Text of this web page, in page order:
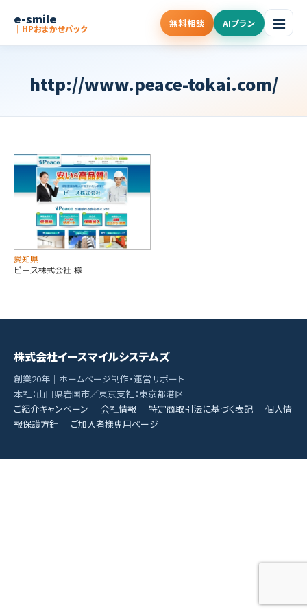
e-smile
｜HPおまかせパック 無料相談 AIプラン ☰
http://www.peace-tokai.com/
株式会社イースマイルシステムズ
創業20年｜ホームページ制作・運営サポート
本社：山口県岩国市／東京支社：東京都港区
ご紹介キャンペーン
会社情報 特定商取引法に基づく表記
個人情
報保護方針
ご加入者様専用ページ